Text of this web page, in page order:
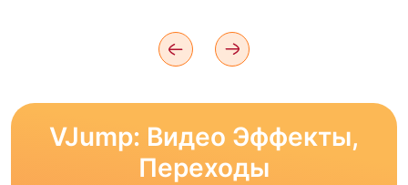
VJump: Видео Эффекты,
Переходы